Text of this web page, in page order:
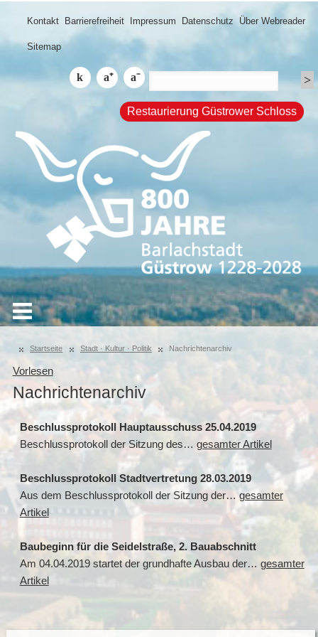
Kontakt Barrierefreiheit Impressum Datenschutz Über Webreader
Sitemap
Restaurierung Güstrower Schloss
Startseite Stadt · Kultur · Politik Nachrichtenarchiv
Vorlesen
Nachrichtenarchiv
Beschlussprotokoll Hauptausschuss 25.04.2019
Beschlussprotokoll der Sitzung des… gesamter Artikel
Beschlussprotokoll Stadtvertretung 28.03.2019
Aus dem Beschlussprotokoll der Sitzung der…gesamter
Artikel
Baubeginn für die Seidelstraße, 2. Bauabschnitt
Am 04.04.2019 startet der grundhafte Ausbau der… gesamter
Artikel